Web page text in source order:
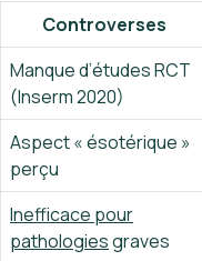
Controverses
Manque d’études RCT
(Inserm 2020)
Aspect « ésotérique »
perçu
Inefficace pour
pathologiesgraves